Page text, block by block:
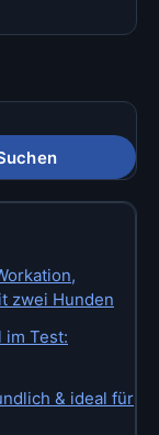
zwei Hunden
im Test:
& ideal für